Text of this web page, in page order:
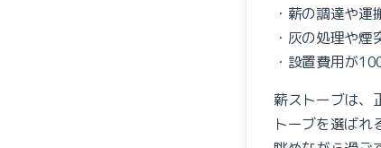
・薪の調達や
・灰の処理や
・設置費用が
薪ストーブは、
トーブを選ばれ